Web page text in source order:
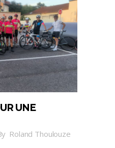
UNE
Roland Thoulouze